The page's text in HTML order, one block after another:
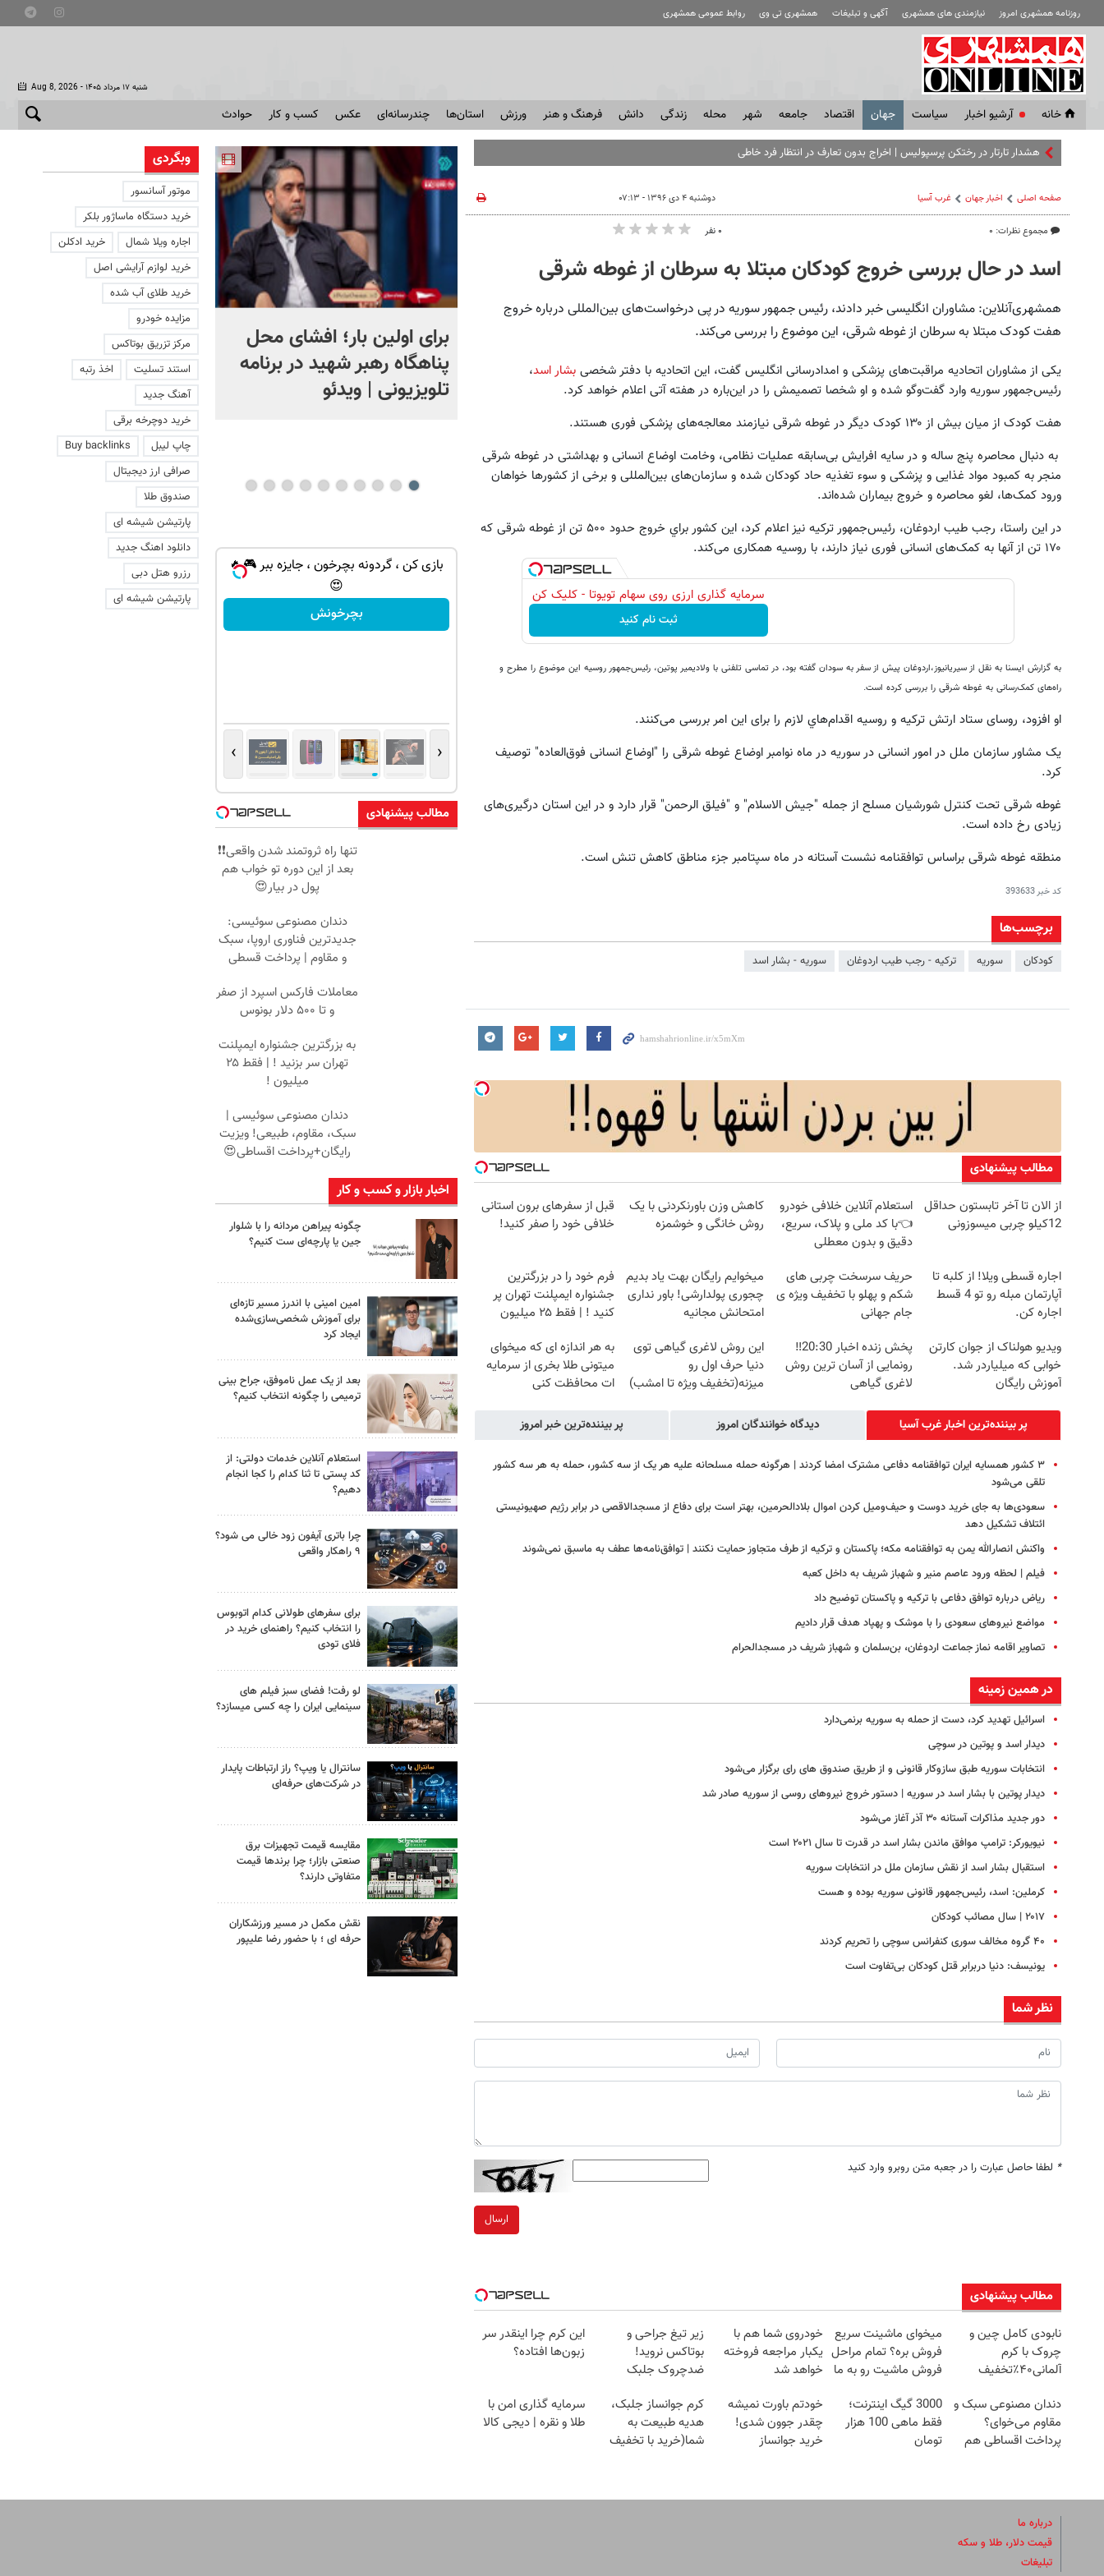
روزنامه همشهری امروز نیازمندی های همشهری آگهی و تبلیغات همشهری تی وی روابط عمومی همشهری
Aug 8, 2026 - شنبه ۱۷ مرداد ۱۴۰۵
خانه آرشیو اخبار سياست جهان اقتصاد جامعه شهر محله زندگی دانش فرهنگ و هنر ورزش استان‌ها چندرسانه‌ای عکس کسب و کار حوادث
هشدار تارتار در رختکن پرسپولیس | اخراج بدون تعارف در انتظار فرد خاطی
صفحه اصلی اخبار جهان غرب آسیا
مجموع نظرات: ۰
دوشنبه ۴ دی ۱۳۹۶ - ۰۷:۱۳
۰ نفر
اسد در حال بررسی خروج کودکان مبتلا به سرطان از غوطه شرقی
همشهری‌آنلاین: مشاوران انگلیسی خبر دادند، رئیس جمهور سوریه در پی درخواست‌های بین‌المللی درباره خروج
هفت کودک مبتلا به سرطان از غوطه شرقی، این موضوع را بررسی می‌کند.
یکی از مشاوران اتحادیه مراقبت‌های پزشکی و امدادرسانی انگلیس گفت، این اتحادیه با دفتر شخصی بشار اسد،
رئیس‌جمهور سوریه وارد گفت‌وگو شده و او شخصا تصمیمش را در این‌باره در هفته آتی اعلام خواهد کرد.
هفت کودک از میان بیش از ۱۳۰ کودک دیگر در غوطه شرقی نیازمند معالجه‌های پزشکی فوری هستند.
به دنبال محاصره پنج ساله و در سایه افرایش بی‌سابقه عملیات نظامی، وخامت اوضاع انسانی و بهداشتی در غوطه شرقی
منجر به کمبود مواد غذایی و پزشکی و سوء تغذیه حاد کودکان شده و سازمان‌های بین‌المللی و برخی از کشورها خواهان
ورود کمک‌ها، لغو محاصره و خروج بیماران شده‌اند.
در این راستا، رجب طیب اردوغان، رئیس‌جمهور ترکیه نیز اعلام کرد، این کشور براي خروج حدود ۵۰۰ تن از غوطه شرقی که
۱۷۰ تن از آنها به کمک‌های انسانی فوری نیاز دارند، با روسیه همکاری می‌کند.
سرمایه گذاری ارزی روی سهام تویوتا - کلیک کن
ثبت نام کنید
به گزارش ایسنا به نقل از سیریانیوز،اردوغان پیش از سفر به سودان گفته بود، در تماسی تلفنی با ولادیمیر پوتین، رئیس‌جمهور روسیه این موضوع را مطرح و
راه‌های کمک‌رسانی به غوطه شرقی را بررسی کرده است.
او افزود، روسای ستاد ارتش ترکیه و روسیه اقدام‌هاي لازم را برای این امر بررسی می‌کنند.
یک مشاور سازمان ملل در امور انسانی در سوریه در ماه نوامبر اوضاع غوطه شرقی را "اوضاع انسانی فوق‌العاده" توصیف
کرد.
غوطه شرقی تحت کنترل شورشیان مسلح از جمله "جیش الاسلام" و "فیلق الرحمن" قرار دارد و در این استان درگیری‌های
زیادی رخ داده است.
منطقه غوطه شرقی براساس توافقنامه نشست آستانه در ماه سپتامبر جزء مناطق کاهش تنش است.
کد خبر393633
برچسب‌ها
کودکان سوریه ترکیه - رجب طیب اردوغان سوریه - بشار اسد
مطالب پیشنهادی
از الان تا آخر تابستون حداقل
12کیلو چربی میسوزونی
استعلام آنلاین خلافی خودرو
👈با کد ملی و پلاک، سریع،
دقیق و بدون معطلی
کاهش وزن باورنکردنی با یک
روش خانگی و خوشمزه
قبل از سفرهای برون استانی
خلافی خود را صفر کنید!
اجاره‌ قسطی ویلا! از کلبه تا
آپارتمان مبله رو تو 4 قسط
اجاره کن.
حریف سرسخت چربی های
شکم و پهلو با تخفیف ویژه ی
جام جهانی
میخوایم رایگان بهت یاد بدیم
چجوری پولدارشی! باور نداری
امتحانش مجانیه
فرم خود را در بزرگترین
جشنواره ایمپلنت تهران پر
کنید ! | فقط ۲۵ میلیون
ویدیو هولناک از جوان کارتن
خوابی که میلیاردر شد.
آموزش رایگان
پخش زنده اخبار 20:30‼️
رونمایی از آسان ترین روش
لاغری گیاهی
این روش لاغری گیاهی توی
دنیا حرف اول رو
میزنه(تخفیف ویژه تا امشب)
به هر اندازه ای که میخوای
میتونی طلا بخری از سرمایه
ات محافظت کنی
پر بیننده‌ترین اخبار غرب آسیا دیدگاه خوانندگان امروز پر بیننده‌ترین خبر امروز
۳ کشور همسایه ایران توافقنامه دفاعی مشترک امضا کردند | هرگونه حمله مسلحانه علیه هر یک از سه کشور، حمله به هر سه کشور
تلقی می‌شود
سعودی‌ها به جای خرید دوست و حیف‌ومیل کردن اموال بلادالحرمین، بهتر است برای دفاع از مسجدالاقصی در برابر رژیم صهیونیستی
ائتلاف تشکیل دهد
واکنش انصارالله یمن به توافقنامه مکه؛ پاکستان و ترکیه از طرف متجاوز حمایت نکنند | توافق‌نامه‌ها عطف به ماسبق نمی‌شوند
فیلم | لحظه ورود عاصم منیر و شهباز شریف به داخل کعبه
ریاض درباره توافق دفاعی با ترکیه و پاکستان توضیح داد
مواضع نیروهای سعودی را با موشک و پهپاد هدف قرار دادیم
تصاویر اقامه نماز جماعت اردوغان، بن‌سلمان و شهباز شریف در مسجدالحرام
در همین زمینه
اسرائیل تهدید کرد، دست از حمله به سوریه برنمی‌دارد
دیدار اسد و پوتین در سوچی
انتخابات سوریه طبق سازوکار قانونی و از طریق صندوق های رای برگزار می‌شود
دیدار پوتین با بشار اسد در سوریه | دستور خروج نیروهای روسی از سوریه صادر شد
دور جدید مذاکرات آستانه ۳۰ آذر آغاز می‌شود
نیویورکر: ترامپ موافق ماندن بشار اسد در قدرت تا سال ۲۰۲۱ است
استقبال بشار اسد از نقش سازمان ملل در انتخابات سوریه
کرملین: اسد، رئیس‌جمهور قانونی سوریه بوده و هست
۲۰۱۷ | سال مصائب کودکان
۴۰ گروه مخالف سوری کنفرانس سوچی را تحریم کردند
یونیسف: دنیا دربرابر قتل کودکان بی‌تفاوت است
نظر شما
* لطفا حاصل عبارت را در جعبه متن روبرو وارد کنید
ارسال
مطالب پیشنهادی
نابودی کامل چین و
چروک با کرم
آلمانی۴۰٪تخفیف
میخوای ماشینت سریع
فروش بره؟ تمام مراحل
فروش ماشیت رو به ما
خودروی شما هم با
یکبار مراجعه فروخته
خواهد شد
زیر تیغ جراحی و
بوتاکس نروید!
ضدچروک جلبک
این کرم چرا اینقدر سر
زبون‌ها افتاده؟
دندان مصنوعی سبک و
مقاوم می‌خوای؟
پرداخت اقساطی هم
3000 گیگ اینترنت؛
فقط ماهی 100 هزار
تومان
خودتم باورت نمیشه
چقدر جوون شدی!
خرید جوانساز
کرم جوانساز جلبک،
هدیه طبیعت به
شما(خرید با تخفیف
سرمایه گذاری امن با
طلا و نقره | دیجی کالا
داده می شود؟
برای اولین بار؛ افشای محل
پناهگاه‌ رهبر شهید در برنامه
تلویزیونی | ویدئو
پیام ویدئویی رزمندگان
زمینی سپاه برای مردم ایران
درب منزل+گارانتی تعویض)
خرید محصول
رجیستر شده 🔥
بازی کن ، گردونه بچرخون ، جایزه ببر 🎮🔥
😍
بچرخونش
‹
›
مطالب پیشنهادی
تنها راه ثروتمند شدن واقعی❗❗
بعد از این دوره تو خواب هم
پول در بیار😍
دندان مصنوعی سوئیسی:
جدیدترین فناوری اروپا، سبک
و مقاوم | پرداخت قسطی
معاملات فارکس اسپرد از صفر
و تا ۵۰۰ دلار بونوس
به بزرگترین جشنواره ایمپلنت
تهران سر بزنید ! | فقط ۲۵
میلیون !
دندان مصنوعی سوئیسی |
سبک، مقاوم، طبیعی! ویزیت
رایگان+پرداخت اقساطی😍
اخبار بازار و کسب و کار
چگونه پیراهن مردانه را با شلوار
جین یا پارچه‌ای ست کنیم؟
امین امینی با اندرز مسیر تازه‌ای
برای آموزش شخصی‌سازی‌شده
ایجاد کرد
بعد از یک عمل ناموفق، جراح بینی
ترمیمی را چگونه انتخاب کنیم؟
استعلام آنلاین خدمات دولتی: از
کد پستی تا ثنا کدام را کجا انجام
دهیم؟
چرا باتری آیفون زود خالی می شود؟
۹ راهکار واقعی
برای سفرهای طولانی کدام اتوبوس
را انتخاب کنیم؟ راهنمای خرید در
فلای تودی
لو رفت! فضای سبز فیلم های
سینمایی ایران را چه کسی میسازد؟
سانترال یا ویپ؟ راز ارتباطات پایدار
در شرکت‌های حرفه‌ای
مقایسه قیمت تجهیزات برق
صنعتی بازار؛ چرا برندها قیمت
متفاوتی دارند؟
نقش مکمل در مسیر ورزشکاران
حرفه ای ؛ با حضور رضا علیپور
وبگردی
موتور آسانسور
خرید دستگاه ماساژور بلکر
اجاره ویلا شمال
خرید ادکلن
خرید لوازم آرایشی اصل
خرید طلای آب شده
مزایده خودرو
مرکز تزریق بوتاکس
استند تسلیت
اخذ رتبه
آهنگ جدید
خرید دوچرخه برقی
چاپ لیبل
Buy backlinks
صرافی ارز دیجیتال
صندوق طلا
پارتیشن شیشه ای
دانلود اهنگ جدید
رزرو هتل دبی
پارتیشن شیشه ای
درباره ما
قیمت دلار، طلا و سکه
تبلیغات